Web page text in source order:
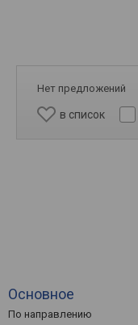
Нет предложений
в список
Основное
По направлению